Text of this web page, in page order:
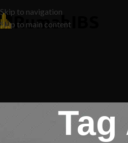
Skip to navigation
Skip to main content